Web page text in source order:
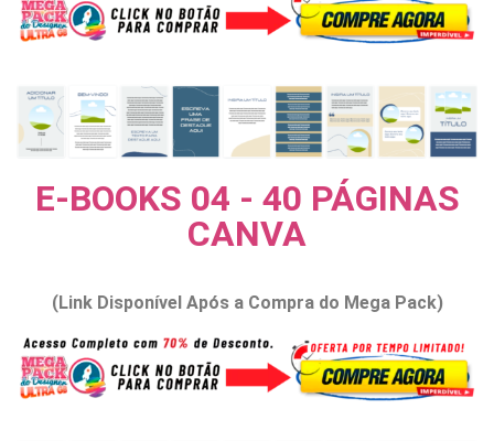
E-BOOKS 04 - 40 PÁGINAS
CANVA
(Link Disponível Após a Compra do Mega Pack)